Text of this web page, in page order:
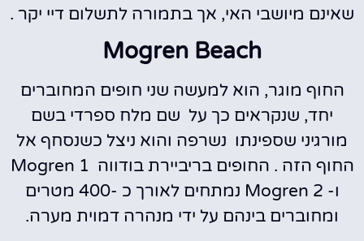
שאינם מיושבי האי, אך בתמורה לתשלום דיי יקר .
Mogren Beach
החוף מוגר, הוא למעשה שני חופים המחוברים
יחד, שנקראים כך על שם מלח ספרדי בשם
מורגיני שספינתו נשרפה והוא ניצל כשנסחף אל
החוף הזה . החופים בריביירת בודווה Mogren 1
ו- Mogren 2 נמתחים לאורך כ -400 מטרים
ומחוברים בינהם על ידי מנהרה דמוית מערה.